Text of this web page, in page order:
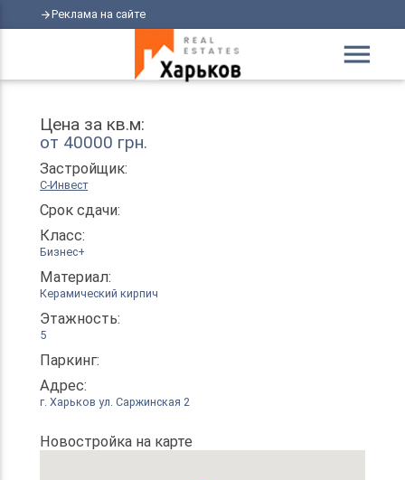
arrow_forwardРеклама на сайте
menu
Цена за кв.м:
от 40000 грн.
Застройщик:
С-Инвест
Срок сдачи:
Класс:
Бизнес+
Материал:
Керамический кирпич
Этажность:
5
Паркинг:
Адрес:
г. Харьков ул. Саржинская 2
Новостройка на карте